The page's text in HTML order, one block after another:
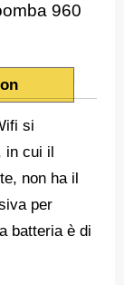
960
si
in cui il
non ha il
per
batteria è di